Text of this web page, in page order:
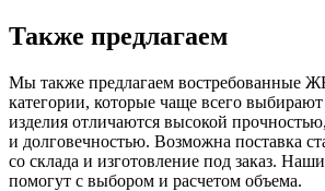
Также предлагаем
Мы также предлагаем востребованные
категории, которые чаще всего
изделия отличаются высокой
и долговечностью. Возможна поставка
со склада и изготовление под заказ.
помогут с выбором и расчетом объема.